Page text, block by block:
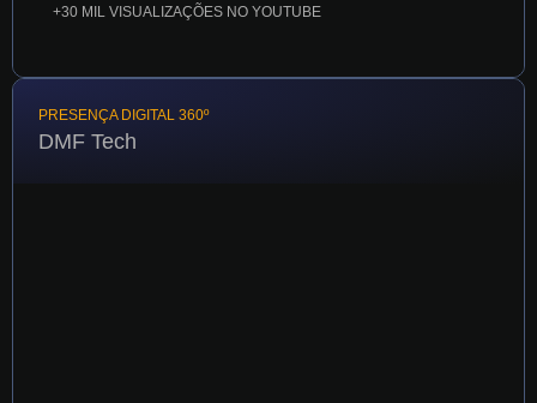
+30 MIL VISUALIZAÇÕES NO YOUTUBE
PRESENÇA DIGITAL 360º
DMF Tech